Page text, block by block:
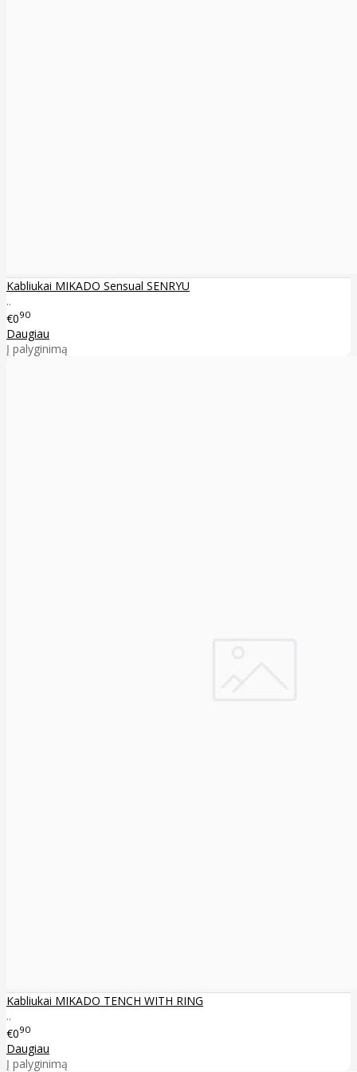
Kabliukai MIKADO Sensual SENRYU
..
€090
Daugiau
Į palyginimą
Kabliukai MIKADO TENCH WITH RING
..
€090
Daugiau
Į palyginimą